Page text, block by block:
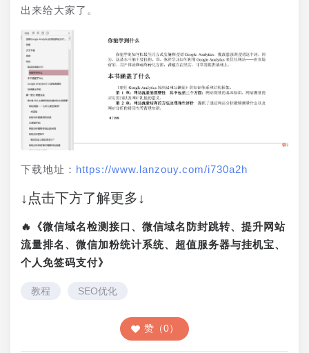
出来给大家了。
下载地址： https://www.lanzouy.com/i730a2h
↓点击下方了解更多↓
🔥《微信域名检测接口、微信域名防封跳转、提升网站
流量排名、微信加粉统计系统、超值服务器与挂机宝、
个人免签码支付》
教程 SEO优化
赞（0）